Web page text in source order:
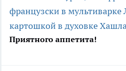
французски в мультиварке
картошкой в духовке
Приятного аппетита!